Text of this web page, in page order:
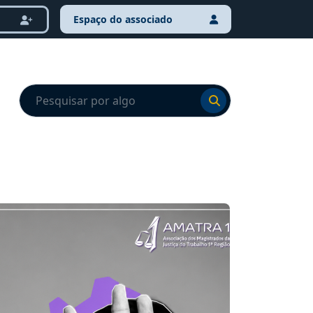
Espaço do associado
Ir para o resultado
Ir para o resultado